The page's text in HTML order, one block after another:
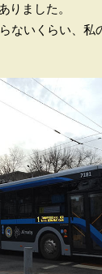
りました。
ないくらい、私